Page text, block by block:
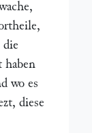
die
haben
wo es
diese